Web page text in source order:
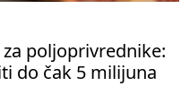
poljoprivrednike:
do čak 5 milijuna